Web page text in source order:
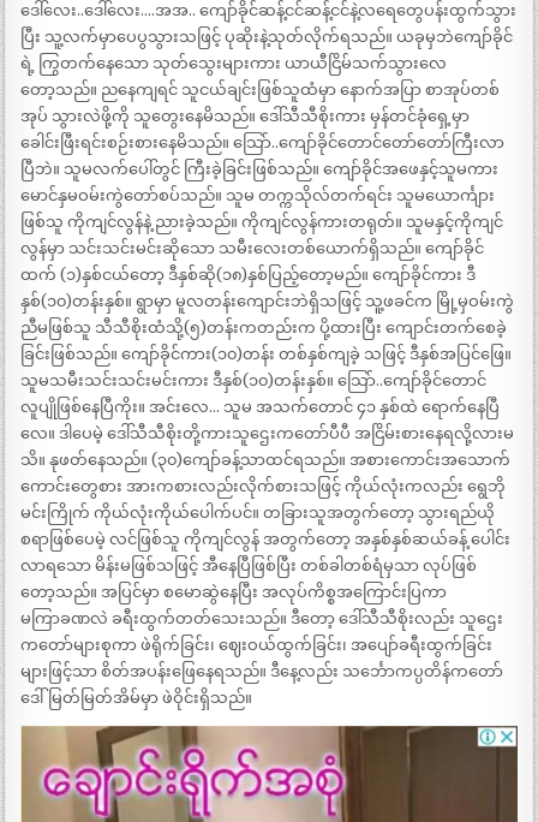
ဒေါ်လေး..ဒေါ်လေး….အအ.. ကျော်ခိုင်ဆန့်ငင်ဆန့်ငင်နဲ့လရေတွေပန်းထွက်သွား
ပြီး သူ့လက်မှာပေပွသွားသဖြင့် ပုဆိုးနဲ့သုတ်လိုက်ရသည်။ ယခုမှဘဲကျော်ခိုင်
ရဲ့ ကြွတက်နေသော သုတ်သွေးများကား ယာယီငြိမ်သက်သွားလေ
တော့သည်။ ညနေကျရင် သူငယ်ချင်းဖြစ်သူထံမှာ နောက်အပြာ စာအုပ်တစ်
အုပ် သွားလဲဖို့ကို သူတွေးနေမိသည်။ ဒေါ်သီသီစိုးကား မှန်တင်ခုံရှေ့မှာ
ခေါင်းဖြီးရင်းစဉ်းစားနေမိသည်။ သြော်..ကျော်ခိုင်တောင်တော်တော်ကြီးလာ
ပြီဘဲ။ သူမလက်ပေါ်တွင် ကြီးခဲ့ခြင်းဖြစ်သည်။ ကျော်ခိုင်အဖေနှင့်သူမကား
မောင်နှမဝမ်းကွဲတော်စပ်သည်။ သူမ တက္ကသိုလ်တက်ရင်း သူမယောင်္ကျား
ဖြစ်သူ ကိုကျင်လွန်နဲ့ ညားခဲ့သည်။ ကိုကျင်လွန်ကားတရုတ်။ သူမနှင့်ကိုကျင်
လွန်မှာ သင်းသင်းမင်းဆိုသော သမီးလေးတစ်ယောက်ရှိသည်။ ကျော်ခိုင်
ထက် (၁)နှစ်ငယ်တော့ ဒီနှစ်ဆို(၁၈)နှစ်ပြည့်တော့မည်။ ကျော်ခိုင်ကား ဒီ
နှစ်(၁၀)တန်းနှစ်။ ရွာမှာ မူလတန်းကျောင်းဘဲရှိသဖြင့် သူ့ဖခင်က မြို့မှဝမ်းကွဲ
ညီမဖြစ်သူ သီသီစိုးထံသို့(၅)တန်းကတည်းက ပို့ထားပြီး ကျောင်းတက်စေခဲ့
ခြင်းဖြစ်သည်။ ကျော်ခိုင်ကား(၁၀)တန်း တစ်နှစ်ကျခဲ့ သဖြင့် ဒီနှစ်အပြင်ဖြေ။
သူမသမီးသင်းသင်းမင်းကား ဒီနှစ်(၁၀)တန်းနှစ်။ သြော်..ကျော်ခိုင်တောင်
လူပျိုဖြစ်နေပြီကိုး။ အင်းလေ… သူမ အသက်တောင် ၄၁ နှစ်ထဲ ရောက်နေပြီ
လေ။ ဒါပေမဲ့ ဒေါ်သီသီစိုးတို့ကားသူဌေးကတော်ပီပီ အငြိမ်းစားနေရလို့လားမ
သိ။ နုဖတ်နေသည်။ (၃၀)ကျော်ခန့်သာထင်ရသည်။ အစားကောင်းအသောက်
ကောင်းတွေစား အားကစားလည်းလိုက်စားသဖြင့် ကိုယ်လုံးကလည်း ရွေဘို
မင်းကြိုက် ကိုယ်လုံးကိုယ်ပေါက်ပင်။ တခြားသူအတွက်တော့ သွားရည်ယို
စရာဖြစ်ပေမဲ့ လင်ဖြစ်သူ ကိုကျင်လွန် အတွက်တော့ အနှစ်နှစ်ဆယ်ခန့် ပေါင်း
လာရသော မိန်းမဖြစ်သဖြင့် အီနေပြီဖြစ်ပြီး တစ်ခါတစ်ရံမှသာ လုပ်ဖြစ်
တော့သည်။ အပြင်မှာ စမောဆွဲနေပြီး အလုပ်ကိစ္စအကြောင်းပြကာ
မကြာခဏလဲ ခရီးထွက်တတ်သေးသည်။ ဒီတော့ ဒေါ်သီသီစိုးလည်း သူဌေး
ကတော်များစုကာ ဖဲရိုက်ခြင်း၊ ဈေးဝယ်ထွက်ခြင်း၊ အပျော်ခရီးထွက်ခြင်း
များဖြင့်သာ စိတ်အပန်းဖြေနေရသည်။ ဒီနေ့လည်း သင်္ဘောကပ္ပတိန်ကတော်
ဒေါ်မြတ်မြတ်အိမ်မှာ ဖဲဝိုင်းရှိသည်။